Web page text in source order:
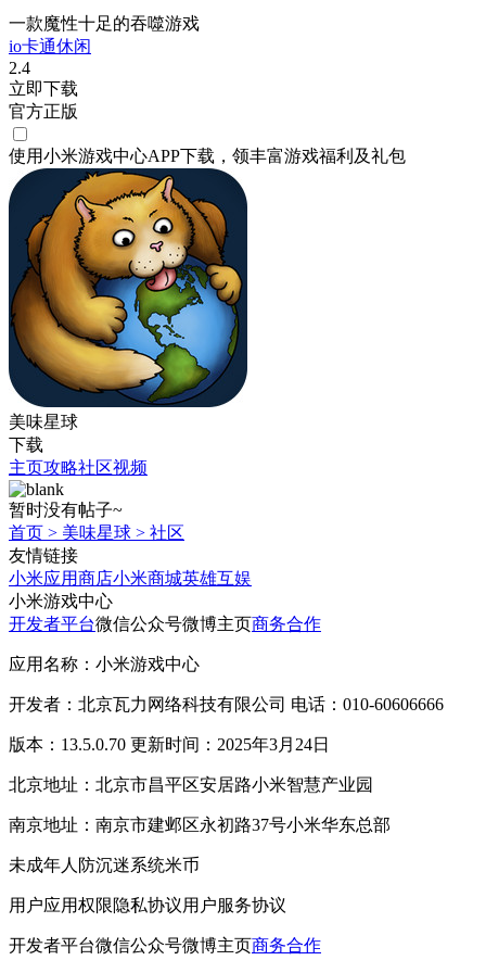
一款魔性十足的吞噬游戏
io卡通休闲
2.4
立即下载
官方正版
使用小米游戏中心APP下载 ，领丰富游戏福利 及礼包
美味星球
下载
主页攻略社区视频
暂时没有帖子~
首页 > 美味星球 > 社区
友情链接
小米应用商店小米商城英雄互娱
小米游戏中心
开发者平台微信公众号微博主页商务合作
应用名称：小米游戏中心
开发者：北京瓦力网络科技有限公司 电话：010-60606666
版本：13.5.0.70 更新时间：2025年3月24日
北京地址：北京市昌平区安居路小米智慧产业园
南京地址：南京市建邺区永初路37号小米华东总部
未成年人防沉迷系统米币
用户应用权限隐私协议用户服务协议
开发者平台微信公众号微博主页商务合作